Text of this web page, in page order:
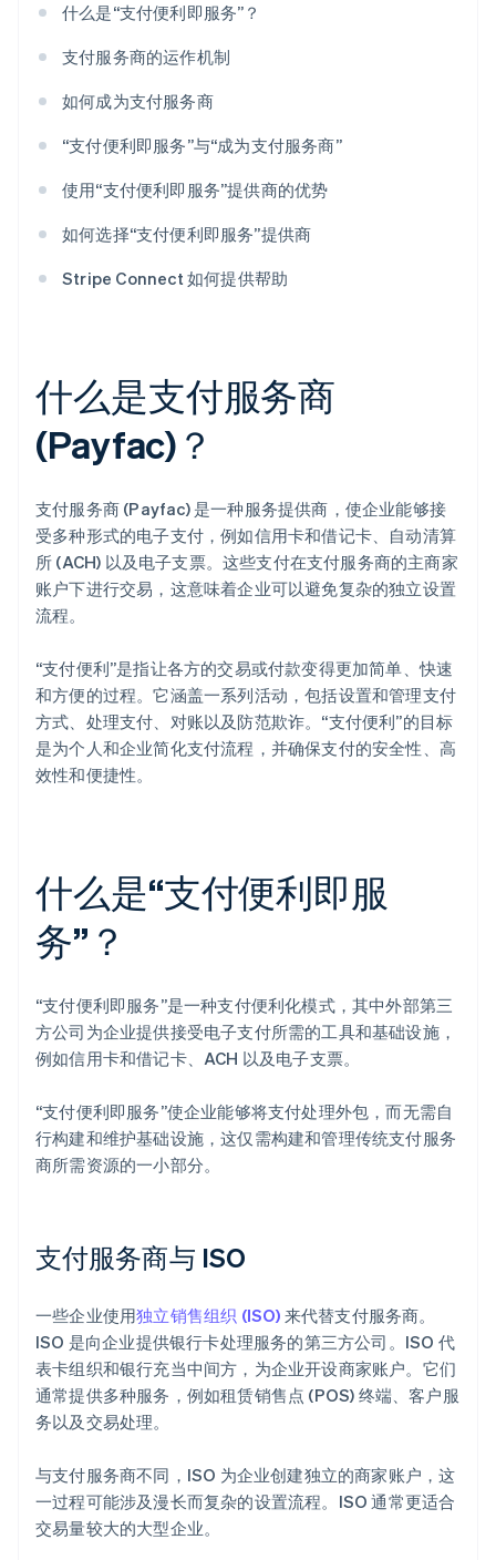
什么是“支付便利即服务”？
支付服务商的运作机制
如何成为支付服务商
“支付便利即服务”与“成为支付服务商”
使用“支付便利即服务”提供商的优势
如何选择“支付便利即服务”提供商
Stripe Connect 如何提供帮助
什么是支付服务商
(Payfac)？
支付服务商 (Payfac) 是一种服务提供商，使企业能够接
受多种形式的电子支付，例如信用卡和借记卡、自动清算
所 (ACH) 以及电子支票。这些支付在支付服务商的主商家
账户下进行交易，这意味着企业可以避免复杂的独立设置
流程。
“支付便利”是指让各方的交易或付款变得更加简单、快速
和方便的过程。它涵盖一系列活动，包括设置和管理支付
方式、处理支付、对账以及防范欺诈。“支付便利”的目标
是为个人和企业简化支付流程，并确保支付的安全性、高
效性和便捷性。
什么是“支付便利即服
务”？
“支付便利即服务”是一种支付便利化模式，其中外部第三
方公司为企业提供接受电子支付所需的工具和基础设施，
例如信用卡和借记卡、ACH 以及电子支票。
“支付便利即服务”使企业能够将支付处理外包，而无需自
行构建和维护基础设施，这仅需构建和管理传统支付服务
商所需资源的一小部分。
支付服务商与 ISO
一些企业使用独立销售组织 (ISO) 来代替支付服务商。
ISO 是向企业提供银行卡处理服务的第三方公司。ISO 代
表卡组织和银行充当中间方，为企业开设商家账户。它们
通常提供多种服务，例如租赁销售点 (POS) 终端、客户服
务以及交易处理。
与支付服务商不同，ISO 为企业创建独立的商家账户，这
一过程可能涉及漫长而复杂的设置流程。ISO 通常更适合
交易量较大的大型企业。